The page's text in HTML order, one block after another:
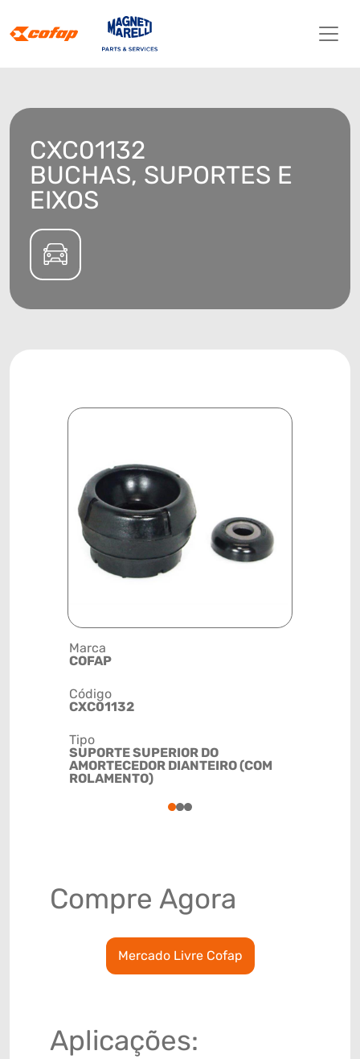
CXC01132
BUCHAS, SUPORTES E
EIXOS
Marca
COFAP
Código
CXC01132
Tipo
SUPORTE SUPERIOR DO
AMORTECEDOR DIANTEIRO (COM
ROLAMENTO)
123
Compre Agora
Mercado Livre Cofap
Aplicações: